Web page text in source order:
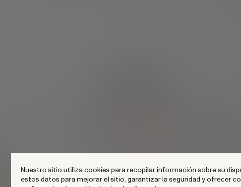
Nuestro sitio utiliza cookies para recopilar información sobre su
estos datos para mejorar el sitio, garantizar la seguridad y ofrecer